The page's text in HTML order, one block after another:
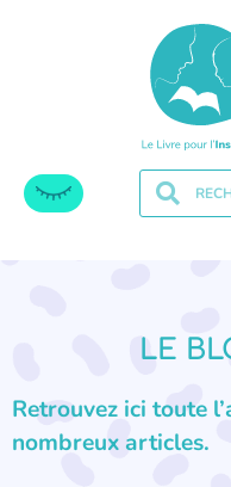
LE
Retrouvez ici toute
nombreux articles.